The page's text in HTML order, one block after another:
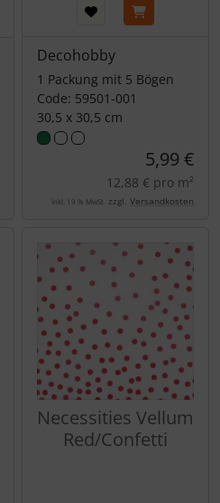
Decohobby
1 Packung mit 5 Bögen
Code: 59501-001
30,5 x 30,5 cm
5,99 €
12,88 € pro m²
inkl. 19 % MwSt. zzgl. Versandkosten
Necessities Vellum
Red/Confetti